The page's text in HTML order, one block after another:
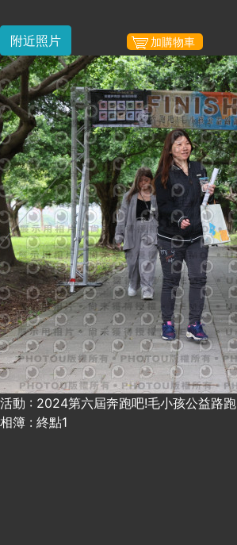
附近照片 加購物車
活動 : 2024第六屆奔跑吧!毛小孩公益路跑
相簿 : 終點1